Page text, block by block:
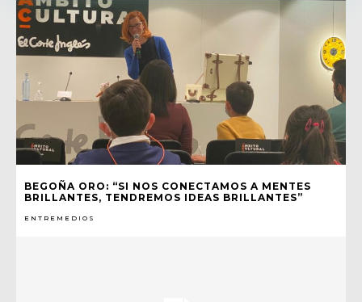
BEGOÑA ORO: “SI NOS CONECTAMOS A MENTES
BRILLANTES, TENDREMOS IDEAS BRILLANTES”
ENTREMEDIOS